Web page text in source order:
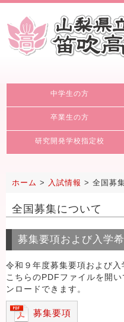
中学生の方
卒業生の方
研究開発学校指定校
ホーム > 入試情報 > 全国募
全国募集について
募集要項および入学
令和９年度募集要項および入
こちらのPDFファイルを開
ンロードできます。
募集要項